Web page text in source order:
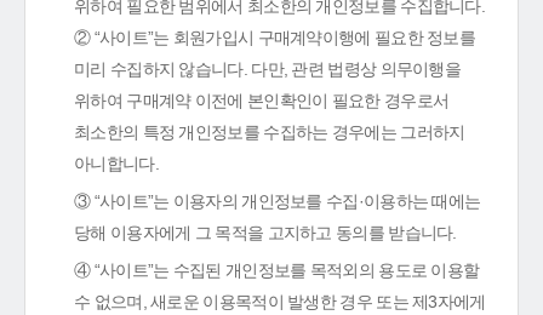
위하여 필요한 범위에서 최소한의 개인정보를 수집합니다.
② “사이트”는 회원가입시 구매계약이행에 필요한 정보를
미리 수집하지 않습니다. 다만, 관련 법령상 의무이행을
위하여 구매계약 이전에 본인확인이 필요한 경우로서
최소한의 특정 개인정보를 수집하는 경우에는 그러하지
아니합니다.
③ “사이트”는 이용자의 개인정보를 수집·이용하는 때에는
당해 이용자에게 그 목적을 고지하고 동의를 받습니다.
④ “사이트”는 수집된 개인정보를 목적외의 용도로 이용할
수 없으며, 새로운 이용목적이 발생한 경우 또는 제3자에게